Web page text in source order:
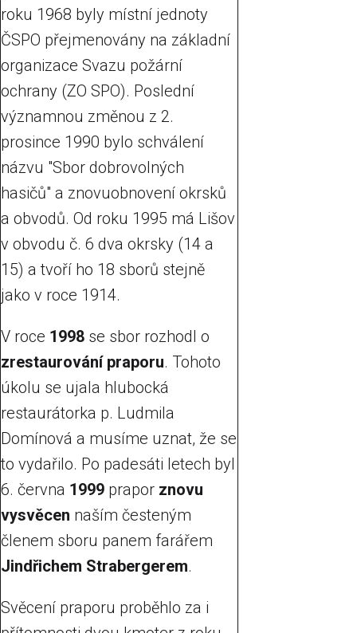
roku 1968 byly místní jednoty
ČSPO přejmenovány na základní
organizace Svazu požární
ochrany (ZO SPO). Poslední
významnou změnou z 2.
prosince 1990 bylo schválení
názvu "Sbor dobrovolných
hasičů" a znovuobnovení okrsků
a obvodů. Od roku 1995 má Lišov
v obvodu č. 6 dva okrsky (14 a
15) a tvoří ho 18 sborů stejně
jako v roce 1914.
V roce 1998 se sbor rozhodl o
zrestaurování praporu. Tohoto
úkolu se ujala hlubocká
restaurátorka p. Ludmila
Domínová a musíme uznat, že se
to vydařilo. Po padesáti letech byl
6. června 1999 prapor znovu
vysvěcen naším česteným
členem sboru panem farářem
Jindřichem Strabergerem.
Svěcení praporu proběhlo za i